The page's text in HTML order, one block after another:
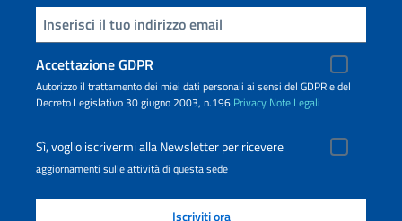
Inserisci la tua email
Accettazione GDPR
Autorizzo il trattamento dei miei dati personali ai sensi del GDPR e del
Decreto Legislativo 30 giugno 2003, n.196 Privacy Note Legali
Sì, voglio iscrivermi alla Newsletter per ricevere
aggiornamenti sulle attività di questa sede